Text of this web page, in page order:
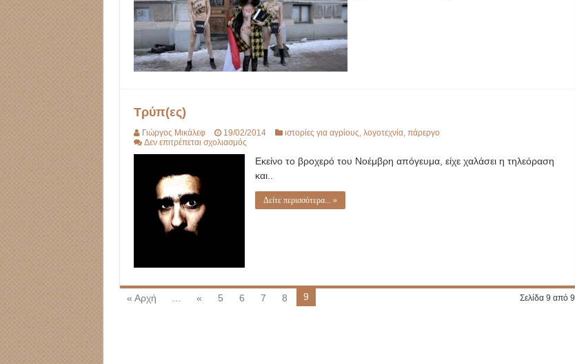
Τρύπ(ες)
Γιώργος Μικάλεφ 19/02/2014 ιστορίες για αγρίους λογοτεχνία, πάρεργο
Δεν επιτρέπεται σχολιασμόςστο
Εκείνο το βροχερό του Νοέμβρη απόγευμα, είχε χαλάσει η τηλεόραση
και..
Δείτε περισσότερα... »
Σελίδα 9 από 9
« Αρχή ... « 5 6 7 8 9